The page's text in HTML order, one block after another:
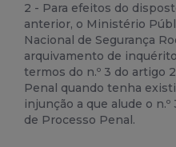
2 - Para efeitos do
anterior, o Ministério
Nacional de Segurança
arquivamento de
termos do n.º 3 do artigo
Penal quando tenha
injunção a que alude o n.º
de Processo Penal.